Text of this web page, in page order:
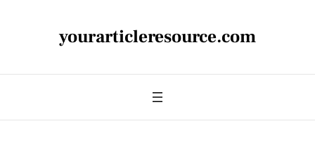
yourarticleresource.com